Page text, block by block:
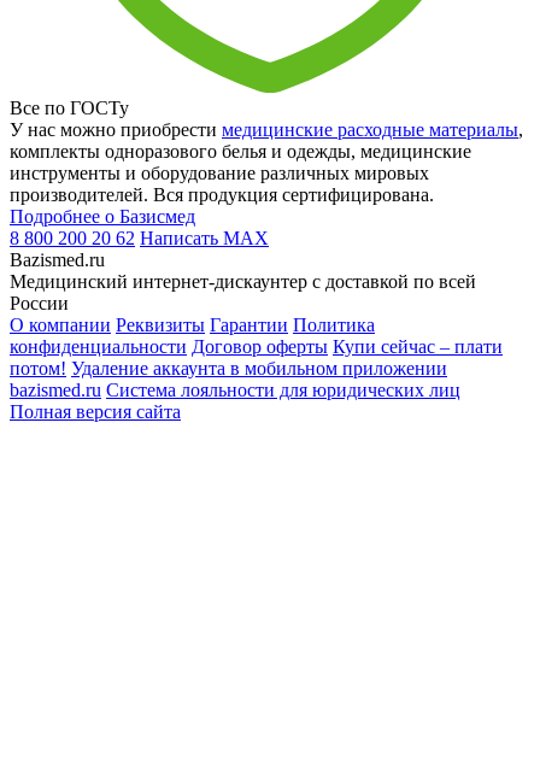
Все по ГОСТу
У нас можно приобрести медицинские расходные материалы,
комплекты одноразового белья и одежды, медицинские
инструменты и оборудование различных мировых
производителей. Вся продукция сертифицирована.
Подробнее о Базисмед
8 800 200 20 62 Написать MAX
Bazismed.ru
Медицинский интернет-дискаунтер с доставкой по всей
России
О компании Реквизиты Гарантии Политика
конфиденциальности Договор оферты Купи сейчас – плати
потом! Удаление аккаунта в мобильном приложении
bazismed.ru Система лояльности для юридических лиц
Полная версия сайта